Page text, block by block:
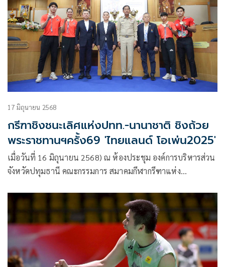
2568 ณ สนามริเวอร์เดล กอล์ฟ คลับ จังหวัดปทุมธานี โดยจะมี
นักกอล์ฟเข้าร่วมแข่งขัน 144 คน
17 มิถุนายน 2568
กรีฑาชิงชนะเลิศแห่งปทท.-นานาชาติ ชิงถ้วย
พระราชทานฯครั้ง69 'ไทยแลนด์ โอเพ่น2025'
เมื่อวันที่ 16 มิถุนายน 2568) ณ ห้องประชุม องค์การบริหารส่วน
จังหวัดปทุมธานี คณะกรรมการ สมาคมกีฬากรีฑาแห่ง
ชัยจินดา นายกสมาคมกีฬากรีฑาฯ พล.ต.ต. สุรพงษ์ อาริยะมงคล
อุปนายกอาวุโส สมาคมกีฬากรีฑาฯ และเลขาธิการสมาคม
พล.ต.ต.รุ่งโรจน์ ฐากูรปุณยสิริ อุปนายกอาวุโส และประธาน
จัดการแข่งขันฯ และ พล.ต.ท.คํารณวิทย์ ธูปกระจ่าง นายก
องค์การบริหารส่วนจังหวัดปทุมธานี